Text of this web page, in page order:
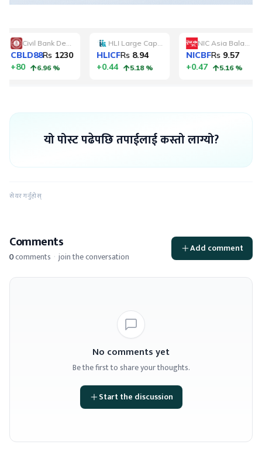
यो पोस्ट पढेपछि तपाईलाई कस्तो लाग्यो?
सेयर गर्नुहोस्
Comments
0comments · join the conversation
Add comment
No comments yet
Be the first to share your thoughts.
Start the discussion